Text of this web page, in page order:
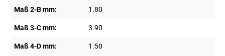
Maß 2-B mm: 1.80
Maß 3-C mm: 3.90
Maß 4-D mm: 1.50